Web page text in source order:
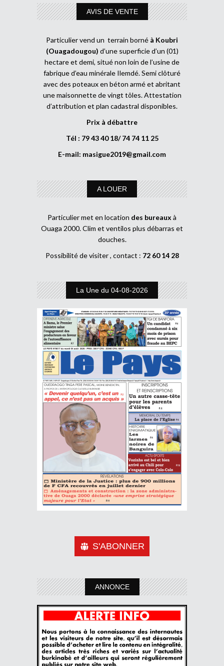
AVIS DE VENTE
Particulier vend un terrain borné à Koubri
(Ouagadougou) d’une superficie d’un (01)
hectare et demi, situé non loin de l’usine de
fabrique d’eau minérale Ilemdé. Semi clôturé
avec des poteaux en béton armé et abritant
une maisonnette de vingt tôles. Attestation
d’attribution et plan cadastral disponibles.
Prix à débattre
Tél : 79 43 40 18/ 74 74 11 25
E-mail: masigue2019@gmail.com
A LOUER
Particulier met en location des bureaux à
Ouaga 2000. Clim et ventilos plus débarras et
douches.
Possibilité de visiter , contact : 72 60 14 28
La Une du 04-08-2026
S'ABONNER
ANNONCE